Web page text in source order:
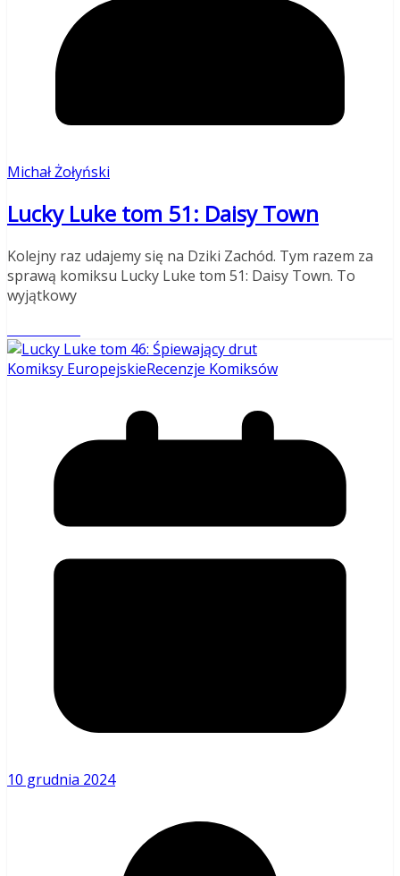
Michał Żołyński
Lucky Luke tom 51: Daisy Town
Kolejny raz udajemy się na Dziki Zachód. Tym razem za
sprawą komiksu Lucky Luke tom 51: Daisy Town. To
wyjątkowy
Komiksy EuropejskieRecenzje Komiksów
10 grudnia 2024